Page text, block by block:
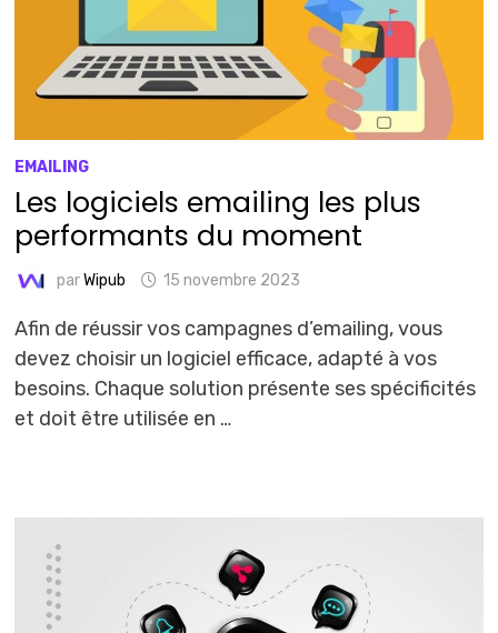
EMAILING
Les logiciels emailing les plus
performants du moment
parWipub 15 novembre 2023
Afin de réussir vos campagnes d’emailing, vous
devez choisir un logiciel efficace, adapté à vos
besoins. Chaque solution présente ses spécificités
et doit être utilisée en …